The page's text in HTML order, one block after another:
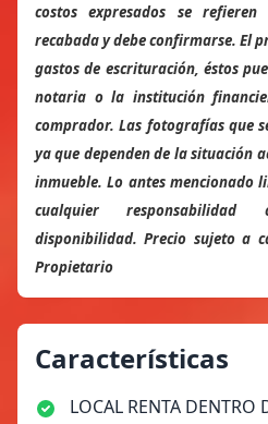
costos expresados se
recabada y debe confirmarse. El
gastos de escrituración, éstos
notaria o la institución
comprador. Las fotografías que
ya que dependen de la situación
inmueble. Lo antes mencionado
cualquier
disponibilidad. Precio sujeto a
Propietario
Características
LOCAL RENTA DENTRO